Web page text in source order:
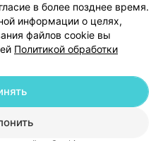
в более позднее время.
информации о целях,
файлов cookie вы
Политикой обработки